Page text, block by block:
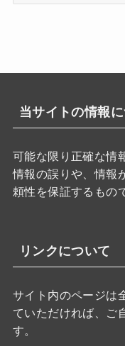
当サイトの情報
可能な限り正確な情
情報の誤りや、情報
頼性を保証するもの
リンクについて
サイト内のページは
ていただければ、ご
す。